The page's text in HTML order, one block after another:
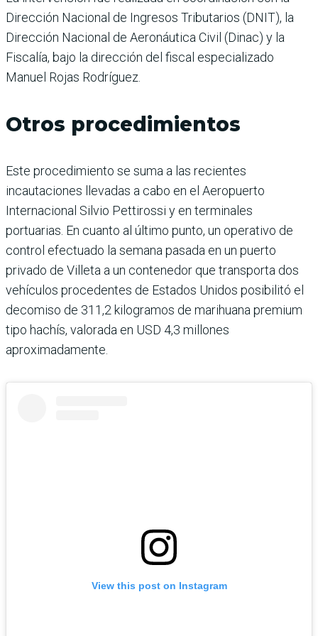
Dirección Nacional de Ingresos Tributarios (DNIT), la
Dirección Nacional de Aeronáutica Civil (Dinac) y la
Fiscalía, bajo la dirección del fiscal especializado
Manuel Rojas Rodríguez.
Otros procedimientos
Este procedimiento se suma a las recientes
incautaciones llevadas a cabo en el Aeropuerto
Internacional Silvio Pettirossi y en terminales
portuarias. En cuanto al último punto, un operativo de
control efectuado la semana pasada en un puerto
privado de Villeta a un contenedor que transporta dos
vehículos procedentes de Estados Unidos posibilitó el
decomiso de 311,2 kilogramos de marihuana premium
tipo hachís, valorada en USD 4,3 millones
aproximadamente.
View this post on Instagram